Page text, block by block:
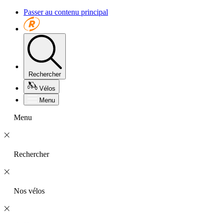
Passer au contenu principal
Rechercher
Vélos
Menu
Menu
Rechercher
Nos vélos